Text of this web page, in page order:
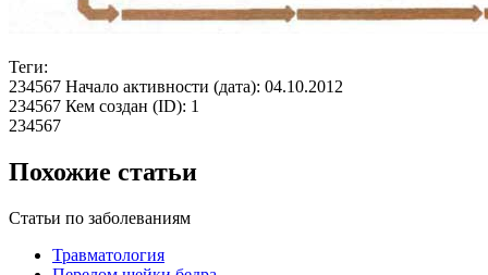
Теги:
234567 Начало активности (дата): 04.10.2012
234567 Кем создан (ID): 1
234567
Похожие статьи
Статьи по заболеваниям
Травматология